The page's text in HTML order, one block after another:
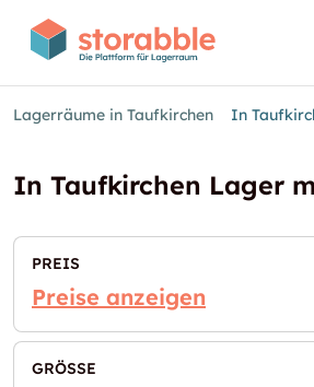
Lagerräume in Taufkirchen In
In Taufkirchen Lager
PREIS
Preise anzeigen
GRÖSSE